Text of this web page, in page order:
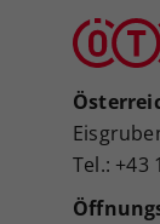
Tel.: +43